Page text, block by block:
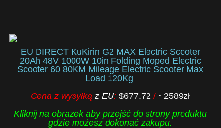
EU DIRECT KuKirin G2 MAX Electric Scooter
20Ah 48V 1000W 10in Folding Moped Electric
Scooter 60 80KM Mileage Electric Scooter Max
Load 120Kg
Cena z wysyłką z EU:$677.72/~2589zł
Kliknij na obrazek aby przejść do strony produktu
gdzie możesz dokonać zakupu.